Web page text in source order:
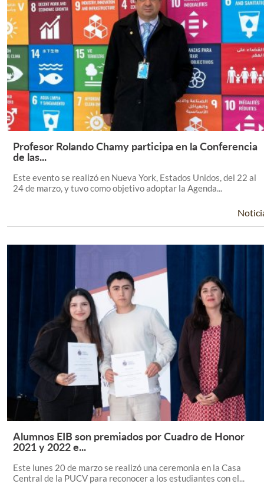
Leer Más +
Profesor Rolando Chamy participa en la Conferencia
de las...
Este evento se realizó en Nueva York, Estados Unidos, del 22 al
24 de marzo, y tuvo como objetivo adoptar la Agenda...
Leer Más +
Alumnos EIB son premiados por Cuadro de Honor
2021 y 2022 e...
Este lunes 20 de marzo se realizó una ceremonia en la Casa
Central de la PUCV para reconocer a los estudiantes con el...